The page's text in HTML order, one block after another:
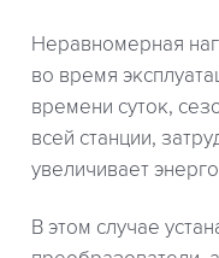
Неравномерная
во время
времени суток,
всей станции,
увеличивает
В этом случае